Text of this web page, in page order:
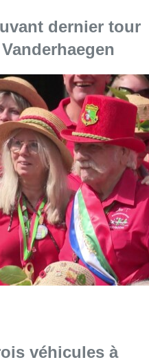
dernier tour
véhicules à